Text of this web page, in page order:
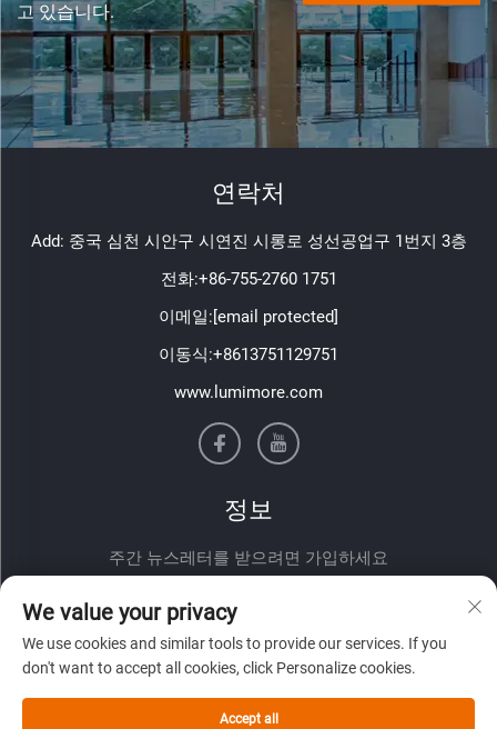
고 있습니다.
연락처
Add: 중국 심천 시안구 시연진 시롱로 성선공업구 1번지 3층
전화:+86-755-2760 1751
이메일:[email protected]
이동식:+8613751129751
www.lumimore.com
정보
주간 뉴스레터를 받으려면 가입하세요
We value your privacy
We use cookies and similar tools to provide our services. If you
don't want to accept all cookies, click Personalize cookies.
Accept all